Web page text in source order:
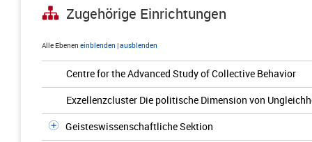
Zugehörige Einrichtungen
Alle Ebenen einblenden |ausblenden
Centre for the Advanced Study of Collective Behavior
Exzellenzcluster Die politische Dimension von
Geisteswissenschaftliche Sektion